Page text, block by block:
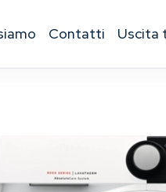
contatti